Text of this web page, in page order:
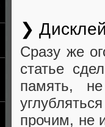
❯
Сразу же
статье
память,
прочим, не